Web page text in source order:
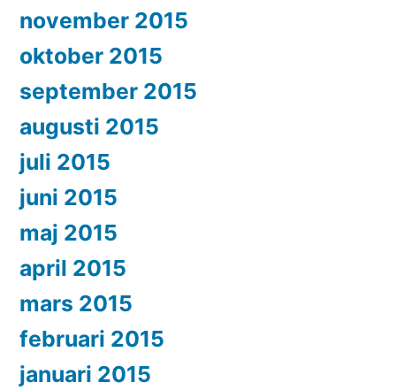
november 2015
oktober 2015
september 2015
augusti 2015
juli 2015
juni 2015
maj 2015
april 2015
mars 2015
februari 2015
januari 2015